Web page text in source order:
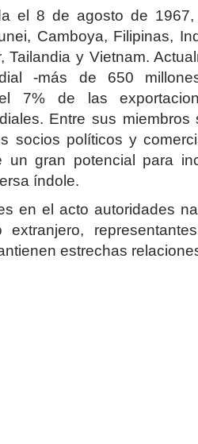
el 8 de agosto de
Camboya, Filipinas,
Tailandia y Vietnam.
-más de 650
el 7% de las
Entre sus
socios políticos y
un gran potencial para
índole.
en el acto autoridades
extranjero,
estrechas